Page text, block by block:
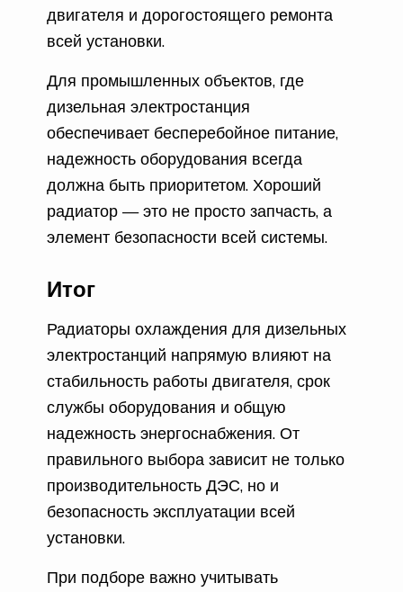
двигателя и дорогостоящего ремонта
всей установки.
Для промышленных объектов, где
дизельная электростанция
обеспечивает бесперебойное питание,
надежность оборудования всегда
должна быть приоритетом. Хороший
радиатор — это не просто запчасть, а
элемент безопасности всей системы.
Итог
Радиаторы охлаждения для дизельных
электростанций напрямую влияют на
стабильность работы двигателя, срок
службы оборудования и общую
надежность энергоснабжения. От
правильного выбора зависит не только
производительность ДЭС, но и
безопасность эксплуатации всей
установки.
При подборе важно учитывать